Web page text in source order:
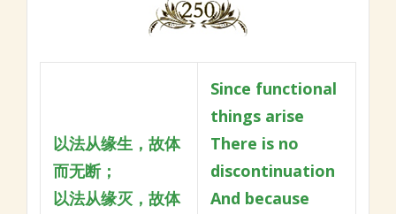
以法从缘生，故体
而无断；
以法从缘灭，故体
Since functional
things arise
There is no
discontinuation
And because